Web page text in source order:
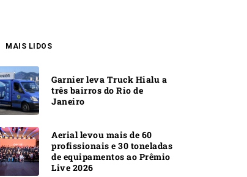
MAIS LIDOS
Garnier leva Truck Hialu a
três bairros do Rio de
Janeiro
Aerial levou mais de 60
profissionais e 30 toneladas
de equipamentos ao Prêmio
Live 2026